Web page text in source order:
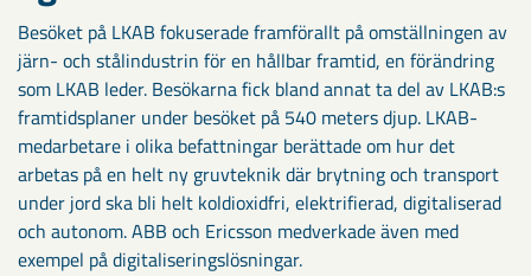
Besöket på LKAB fokuserade framförallt på omställningen av
järn- och stålindustrin för en hållbar framtid, en förändring
som LKAB leder. Besökarna fick bland annat ta del av LKAB:s
framtidsplaner under besöket på 540 meters djup. LKAB-
medarbetare i olika befattningar berättade om hur det
arbetas på en helt ny gruvteknik där brytning och transport
under jord ska bli helt koldioxidfri, elektrifierad, digitaliserad
och autonom. ABB och Ericsson medverkade även med
exempel på digitaliseringslösningar.